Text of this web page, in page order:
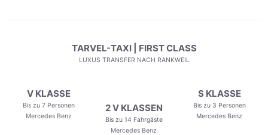
TARVEL-TAXI | FIRST CLASS
LUXUS TRANSFER NACH RANKWEIL
V KLASSE
Bis zu 7 Personen
Mercedes Benz
2 V KLASSEN
Bis zu 14 Fahrgäste
Mercedes Benz
S KLASSE
Bis zu 3 Personen
Mercedes Benz